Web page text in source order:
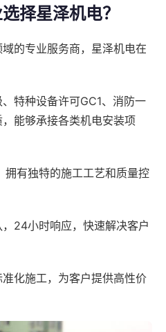
择星泽机电？
的专业服务商，星泽机电在
特种设备许可GC1、消防一
能够承接各类机电安装项
拥有独特的施工工艺和质量控
24小时响应，快速解决客户
化施工，为客户提供高性价